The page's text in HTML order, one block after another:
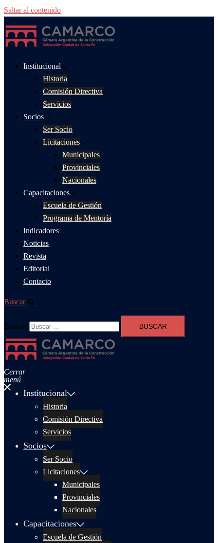
Saltar al contenido
Institucional
Historia
Comisión Directiva
Servicios
Socios
Ser Socio
Licitaciones
Municipales
Provinciales
Nacionales
Capacitaciones
Escuela de Gestión
Programa de Mentoría
Indicadores
Noticias
Revista
Editorial
Contacto
Buscar
Buscar:
Cerrar
menú
Institucional
Historia
Comisión Directiva
Servicios
Socios
Ser Socio
Licitaciones
Municipales
Provinciales
Nacionales
Capacitaciones
Escuela de Gestión